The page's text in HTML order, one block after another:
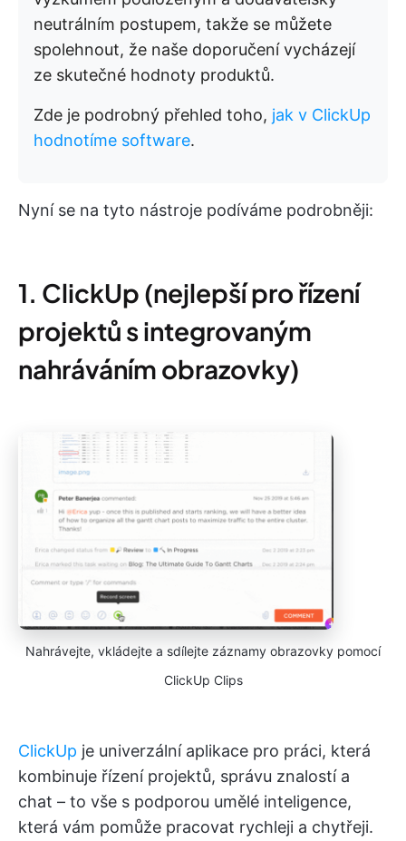
neutrálním postupem, takže se můžete
spolehnout, že naše doporučení vycházejí
ze skutečné hodnoty produktů.
Zde je podrobný přehled toho, jak v ClickUp
hodnotíme software.
Nyní se na tyto nástroje podíváme podrobněji:
1. ClickUp (nejlepší pro řízení
projektů s integrovaným
nahráváním obrazovky)
Nahrávejte, vkládejte a sdílejte záznamy obrazovky pomocí
ClickUp Clips
ClickUp je univerzální aplikace pro práci, která
kombinuje řízení projektů, správu znalostí a
chat – to vše s podporou umělé inteligence,
která vám pomůže pracovat rychleji a chytřeji.